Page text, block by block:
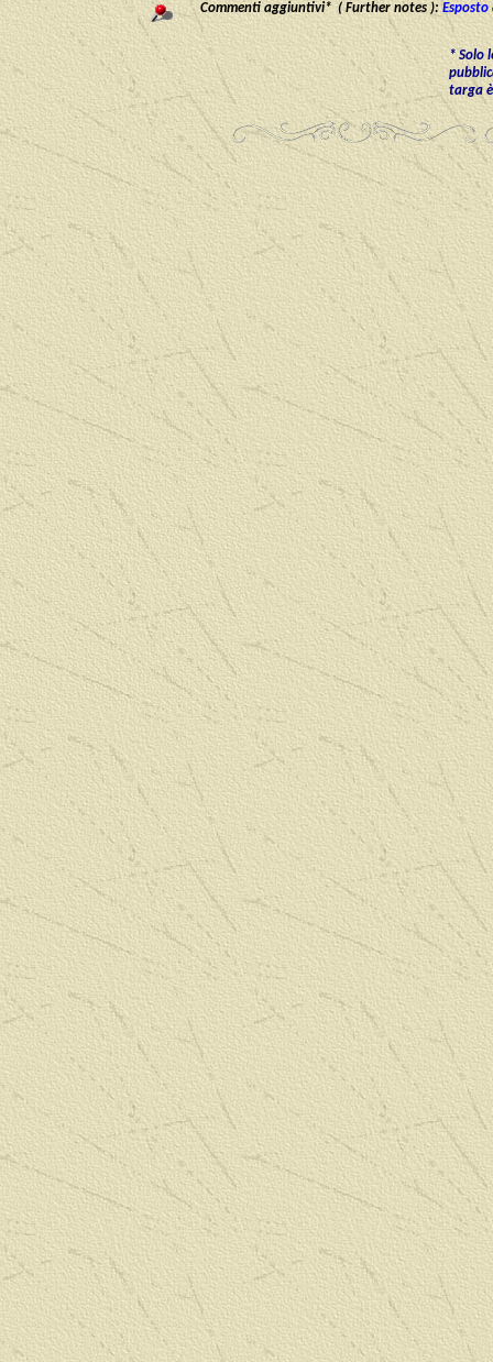
Commenti aggiuntivi* ( Further notes ):Esposto
* Solo
targa